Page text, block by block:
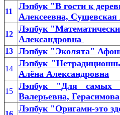
11
Лэпбук "В гости к
Алексеевна, Сущевская
12
Лэпбук
Александровна
13 Лэпбук "Эколята"
14
Лэпбук
Алёна Александровна
15
Лэпбук "Для самых
Валерьевна,
Лэпбук "Оригами-это